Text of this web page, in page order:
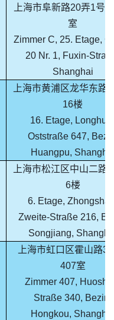
上海市阜新路20弄1号
室
Zimmer C, 25. Etage,
20 Nr. 1, Fuxin-
Shanghai
上海市黄浦区龙华东路
16楼
16. Etage,
Oststraße 647,
Huangpu,
上海市松江区中山二路
6楼
6. Etage,
Zweite-Straße 216,
Songjiang,
上海市虹口区霍山路
407室
Zimmer 407,
Straße 340, Bezirk
Hongkou, Shanghai